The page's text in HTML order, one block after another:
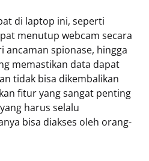
di laptop ini, seperti
menutup webcam secara
ancaman spionase, hingga
memastikan data dapat
tidak bisa dikembalikan
fitur yang sangat penting
harus selalu
bisa diakses oleh orang-